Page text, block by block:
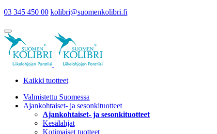
03 345 450 00 kolibri@suomenkolibri.fi
Kaikki tuotteet
Valmistettu Suomessa
Ajankohtaiset- ja sesonkituotteet
Ajankohtaiset- ja sesonkituotteet
Kesälahjat
Kotimaiset tuotteet